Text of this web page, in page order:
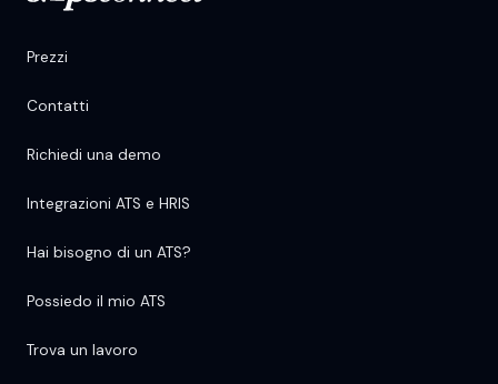
Prezzi
Contatti
Richiedi una demo
Integrazioni ATS e HRIS
Hai bisogno di un ATS?
Possiedo il mio ATS
Trova un lavoro